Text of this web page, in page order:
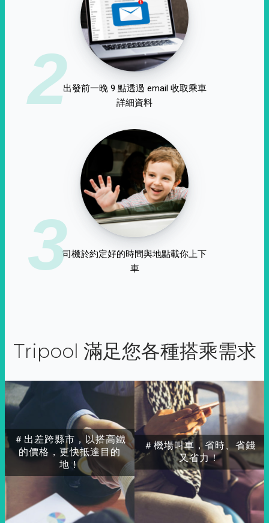
2出發前一晚 9 點透過 email 收取乘車
詳細資料
3司機於約定好的時間與地點載你上下
車
Tripool 滿足您各種搭乘需求
＃出差跨縣市，以搭高鐵
的價格，更快抵達目的
地！
＃機場叫車，省時、省錢
又省力！